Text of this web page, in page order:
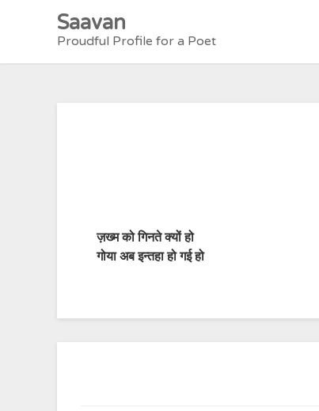
Saavan
Proudful Profile for a Poet
ज़ख्म को गिनते क्यों हो
गोया अब इन्तहा हो गई हो